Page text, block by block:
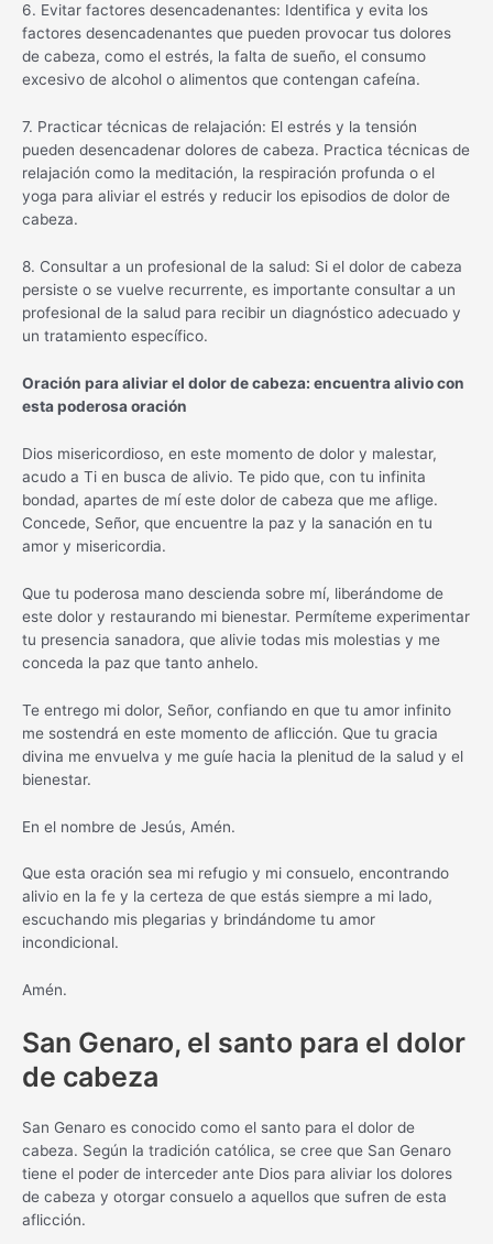
6. Evitar factores desencadenantes: Identifica y evita los
factores desencadenantes que pueden provocar tus dolores
de cabeza, como el estrés, la falta de sueño, el consumo
excesivo de alcohol o alimentos que contengan cafeína.
7. Practicar técnicas de relajación: El estrés y la tensión
pueden desencadenar dolores de cabeza. Practica técnicas de
relajación como la meditación, la respiración profunda o el
yoga para aliviar el estrés y reducir los episodios de dolor de
cabeza.
8. Consultar a un profesional de la salud: Si el dolor de cabeza
persiste o se vuelve recurrente, es importante consultar a un
profesional de la salud para recibir un diagnóstico adecuado y
un tratamiento específico.
Oración para aliviar el dolor de cabeza: encuentra alivio con
esta poderosa oración
Dios misericordioso, en este momento de dolor y malestar,
acudo a Ti en busca de alivio. Te pido que, con tu infinita
bondad, apartes de mí este dolor de cabeza que me aflige.
Concede, Señor, que encuentre la paz y la sanación en tu
amor y misericordia.
Que tu poderosa mano descienda sobre mí, liberándome de
este dolor y restaurando mi bienestar. Permíteme experimentar
tu presencia sanadora, que alivie todas mis molestias y me
conceda la paz que tanto anhelo.
Te entrego mi dolor, Señor, confiando en que tu amor infinito
me sostendrá en este momento de aflicción. Que tu gracia
divina me envuelva y me guíe hacia la plenitud de la salud y el
bienestar.
En el nombre de Jesús, Amén.
Que esta oración sea mi refugio y mi consuelo, encontrando
alivio en la fe y la certeza de que estás siempre a mi lado,
escuchando mis plegarias y brindándome tu amor
incondicional.
Amén.
San Genaro, el santo para el dolor
de cabeza
San Genaro es conocido como el santo para el dolor de
cabeza. Según la tradición católica, se cree que San Genaro
tiene el poder de interceder ante Dios para aliviar los dolores
de cabeza y otorgar consuelo a aquellos que sufren de esta
aflicción.